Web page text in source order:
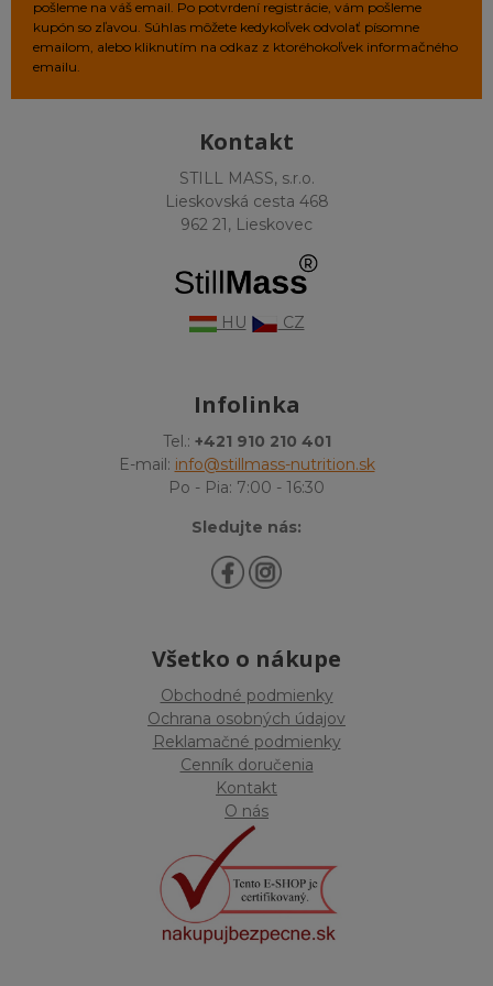
pošleme na váš email. Po potvrdení registrácie, vám pošleme
kupón so zľavou. Súhlas môžete kedykoľvek odvolať písomne
emailom, alebo kliknutím na odkaz z ktoréhokoľvek informačného
emailu.
Kontakt
STILL MASS, s.r.o.
Lieskovská cesta 468
962 21, Lieskovec
HU CZ
Infolinka
Tel.: +421 910 210 401
E-mail: info@stillmass-nutrition.sk
Po - Pia: 7:00 - 16:30
Sledujte nás:
Všetko o nákupe
Obchodné podmienky
Ochrana osobných údajov
Reklamačné podmienky
Cenník doručenia
Kontakt
O nás